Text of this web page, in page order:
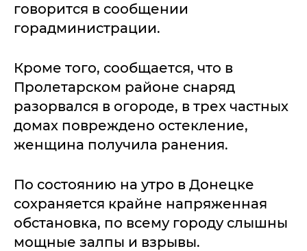
говорится в сообщении
горадминистрации.
Кроме того, сообщается, что в
Пролетарском районе снаряд
разорвался в огороде, в трех частных
домах повреждено остекление,
женщина получила ранения.
По состоянию на утро в Донецке
сохраняется крайне напряженная
обстановка, по всему городу слышны
мощные залпы и взрывы.